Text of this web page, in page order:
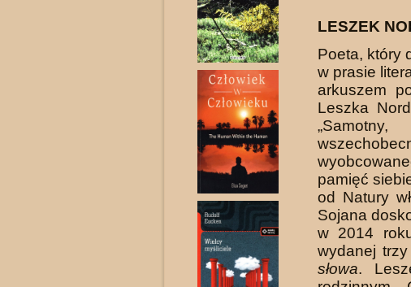
LESZEK
Poeta, który
w prasie
arkuszem
Leszka
pamięć
od Natury
Sojana
w 2014
wydanej
słowa.